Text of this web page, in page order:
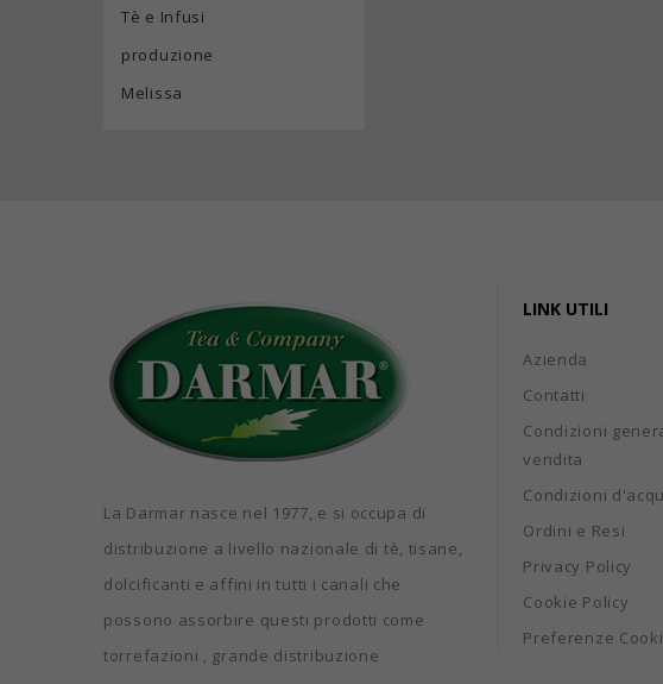
Tè e Infusi
produzione
Melissa
La Darmar nasce nel 1977, e si occupa di
distribuzione a livello nazionale di tè, tisane,
dolcificanti e affini in tutti i canali che
possono assorbire questi prodotti come
torrefazioni , grande distribuzione
LINK UTILI
Azienda
Contatti
Condizioni
vendita
Condizioni
Ordini e Resi
Privacy Policy
Cookie Policy
Preferenze